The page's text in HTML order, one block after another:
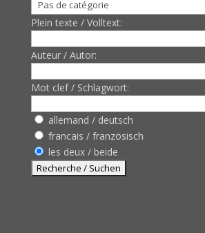
Plein texte / Volltext:
Auteur / Autor:
Mot clef / Schlagwort:
allemand / deutsch
francais / französisch
les deux / beide